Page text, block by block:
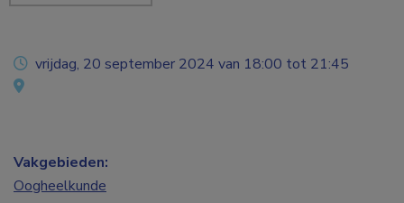
vrijdag, 20 september 2024 van 18:00 tot 21:45
Vakgebieden:
Oogheelkunde